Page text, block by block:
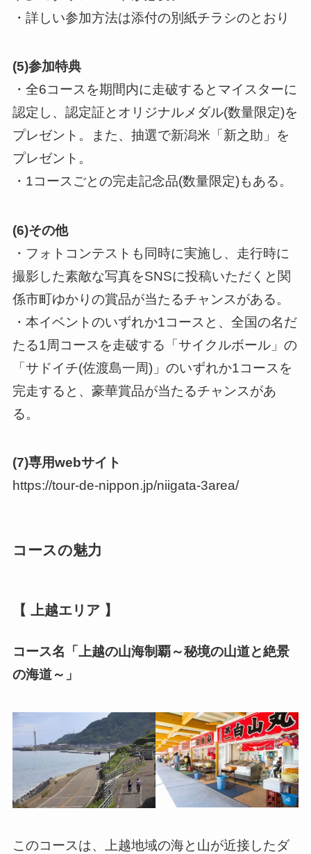
・詳しい参加方法は添付の別紙チラシのとおり
(5)参加特典
・全6コースを期間内に走破するとマイスターに
認定し、認定証とオリジナルメダル(数量限定)を
プレゼント。また、抽選で新潟米「新之助」を
プレゼント。
・1コースごとの完走記念品(数量限定)もある。
(6)その他
・フォトコンテストも同時に実施し、走行時に
撮影した素敵な写真をSNSに投稿いただくと関
係市町ゆかりの賞品が当たるチャンスがある。
・本イベントのいずれか1コースと、全国の名だ
たる1周コースを走破する「サイクルボール」の
「サドイチ(佐渡島一周)」のいずれか1コースを
完走すると、豪華賞品が当たるチャンスがあ
る。
(7)専用webサイト
https://tour-de-nippon.jp/niigata-3area/
コースの魅力
【 上越エリア 】
コース名「上越の山海制覇～秘境の山道と絶景
の海道～」
このコースは、上越地域の海と山が近接したダ